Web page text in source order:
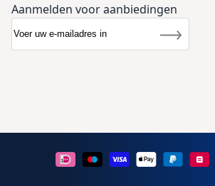
Aanmelden voor aanbiedingen
Nieuwsbrief
Inschrijven